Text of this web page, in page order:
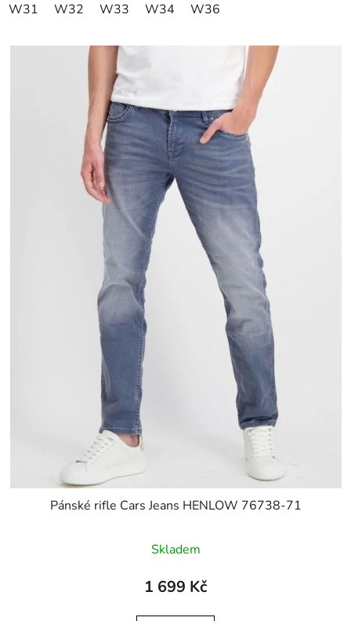
W31 W32 W33 W34 W36
Pánské rifle Cars Jeans HENLOW 76738-71
Skladem
1 699 Kč